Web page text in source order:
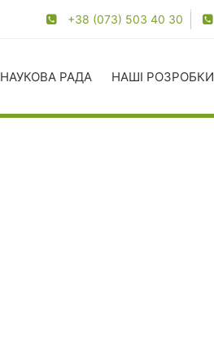
+38 (073) 503 40 30
НАУКОВА РАДА НАШІ РОЗРОБКИ